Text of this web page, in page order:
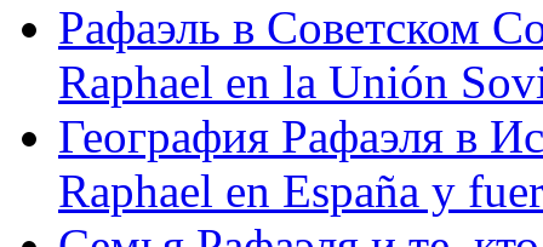
Рафаэль в Советском
Raphael en la Unión
География Рафаэля в
Raphael en España y